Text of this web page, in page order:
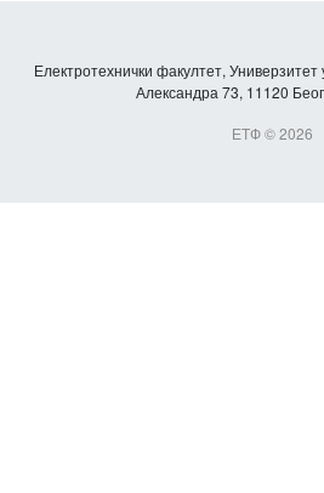
Електротехнички факултет,
Александра 73, 11120
ЕТФ © 2026